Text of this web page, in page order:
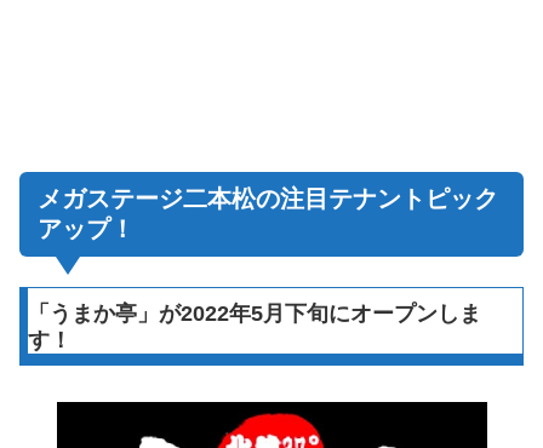
メガステージ二本松の注目テナントピック
アップ！
「うまか亭」が2022年5月下旬にオープンしま
す！